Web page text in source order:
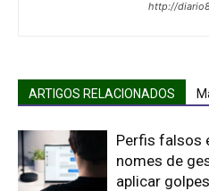
http://
ARTIGOS RELACIONADOS
Perfis falsos
nomes de
aplicar golpes